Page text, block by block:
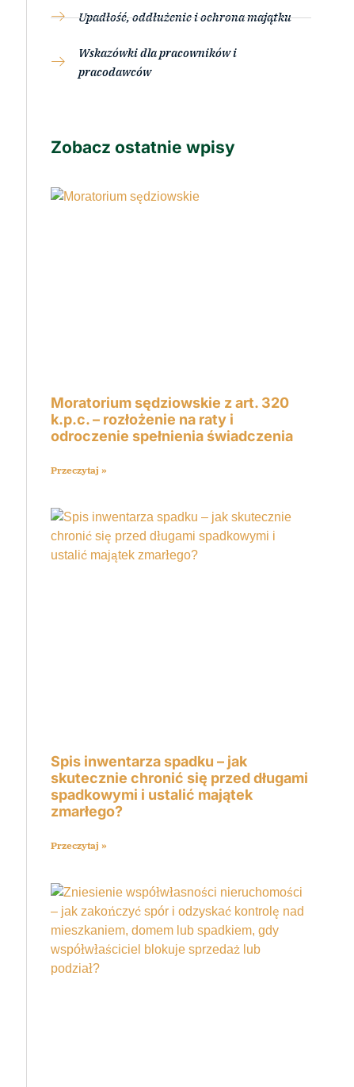
Upadłość, oddłużenie i ochrona majątku
Wskazówki dla pracowników i
pracodawców
Zobacz ostatnie wpisy
Moratorium sędziowskie z art. 320
k.p.c. – rozłożenie na raty i
odroczenie spełnienia świadczenia
Przeczytaj »
Spis inwentarza spadku – jak
skutecznie chronić się przed długami
spadkowymi i ustalić majątek
zmarłego?
Przeczytaj »